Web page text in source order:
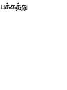
பக்கத்து